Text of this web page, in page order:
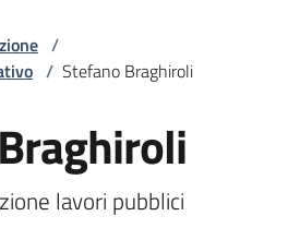
/
/ Stefano Braghiroli
lavori pubblici